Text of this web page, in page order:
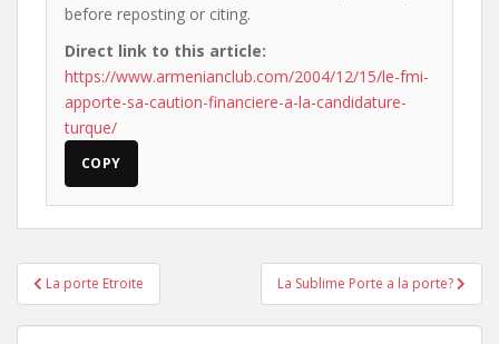
before reposting or citing.
Direct link to this article:
https://www.armenianclub.com/2004/12/15/le-fmi-
apporte-sa-caution-financiere-a-la-candidature-
turque/
COPY
Post
navigation
La porte Etroite La Sublime Porte a la porte?